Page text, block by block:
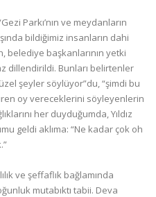
Parkı’nın ve meydanların
bildiğimiz insanların dahi
belediye başkanlarının yetki
dillendirildi. Bunları belirtenler
şeyler söylüyor”du, “şimdi bu
oy vereceklerini söyleyenlerin
her duyduğumda, Yıldız
geldi aklıma: “Ne kadar çok oh
ve şeffaflık bağlamında
mutabıktı tabii. Deva